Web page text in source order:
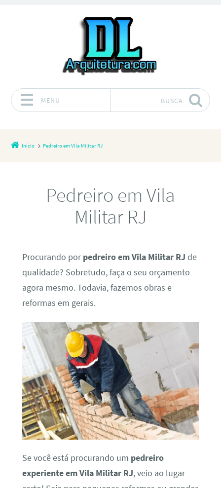
MENU BUSCA
Início Pedreiro em Vila Militar RJ
Pedreiro em Vila
Militar RJ
Procurando porpedreiro em Vila Militar RJ de
qualidade? Sobretudo, faça o seu orçamento
agora mesmo. Todavia, fazemos obras e
reformas em gerais.
Se você está procurando um pedreiro
experiente em Vila Militar RJ, veio ao lugar